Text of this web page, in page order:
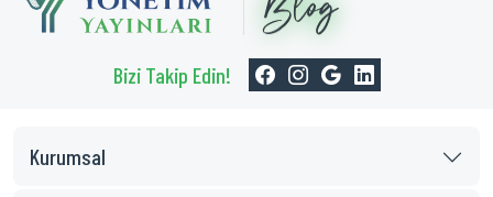
Bizi Takip Edin!
Kurumsal